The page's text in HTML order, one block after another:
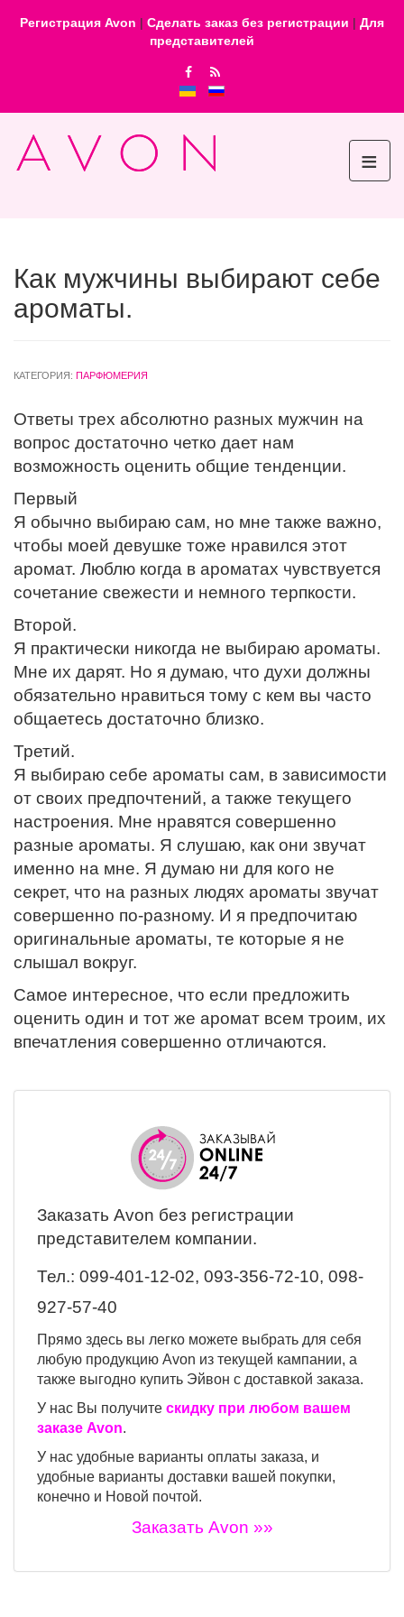
Регистрация Avon | Сделать заказ без регистрации | Для
представителей
≡
Как мужчины выбирают себе
ароматы.
КАТЕГОРИЯ: ПАРФЮМЕРИЯ
Ответы трех абсолютно разных мужчин на
вопрос достаточно четко дает нам
возможность оценить общие тенденции.
Первый
Я обычно выбираю сам, но мне также важно,
чтобы моей девушке тоже нравился этот
аромат. Люблю когда в ароматах чувствуется
сочетание свежести и немного терпкости.
Второй.
Я практически никогда не выбираю ароматы.
Мне их дарят. Но я думаю, что духи должны
обязательно нравиться тому с кем вы часто
общаетесь достаточно близко.
Третий.
Я выбираю себе ароматы сам, в зависимости
от своих предпочтений, а также текущего
настроения. Мне нравятся совершенно
разные ароматы. Я слушаю, как они звучат
именно на мне. Я думаю ни для кого не
секрет, что на разных людях ароматы звучат
совершенно по-разному. И я предпочитаю
оригинальные ароматы, те которые я не
слышал вокруг.
Самое интересное, что если предложить
оценить один и тот же аромат всем троим, их
впечатления совершенно отличаются.
Заказать Avon без регистрации
представителем компании.
Тел.: 099-401-12-02, 093-356-72-10, 098-
927-57-40
Прямо здесь вы легко можете выбрать для себя
любую продукцию Avon из текущей кампании, а
также выгодно купить Эйвон с доставкой заказа.
У нас Вы получите скидку при любом вашем
заказе Avon.
У нас удобные варианты оплаты заказа, и
удобные варианты доставки вашей покупки,
конечно и Новой почтой.
Заказать Avon »»